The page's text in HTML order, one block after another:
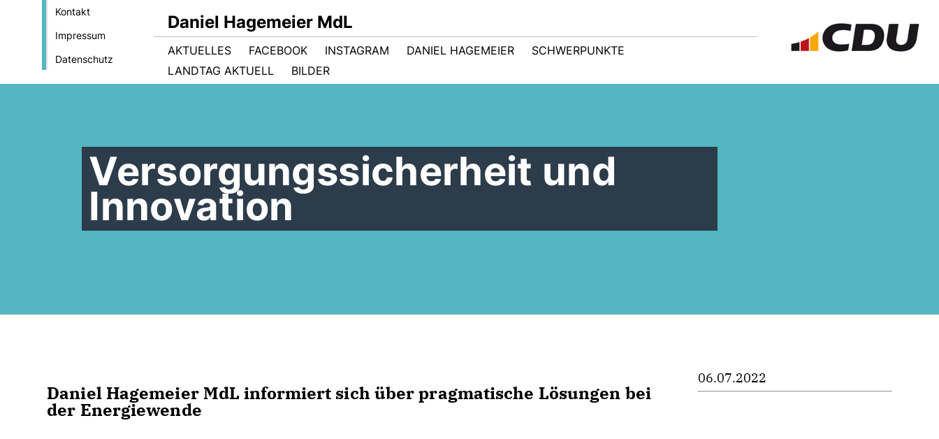
Kontakt
Impressum
Datenschutz
Daniel Hagemeier MdL
AKTUELLES FACEBOOK INSTAGRAM DANIEL HAGEMEIER
SCHWERPUNKTE
LANDTAG AKTUELL
BILDER
Versorgungssicherheit und
Innovation
Daniel Hagemeier MdL informiert sich über pragmatische Lösungen bei
der Energiewende
06.07.2022